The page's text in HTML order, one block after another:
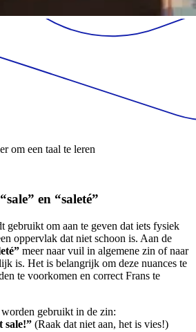
om een taal te leren
en “saleté”
gebruikt om aan te geven dat iets fysiek
oppervlak dat niet schoon is. Aan de
meer naar vuil in algemene zin of naar
is. Het is belangrijk om deze nuances te
te voorkomen en correct Frans te
gebruikt in de zin:
sale!” (Raak dat niet aan, het is vies!)